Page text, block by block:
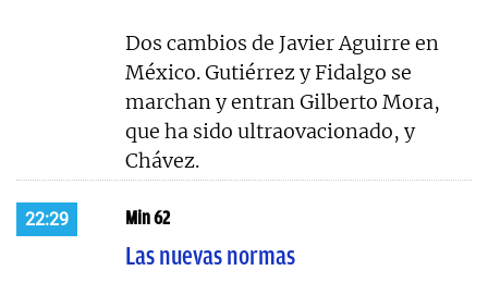
Dos cambios de Javier Aguirre en
México. Gutiérrez y Fidalgo se
marchan y entran Gilberto Mora,
que ha sido ultraovacionado, y
Chávez.
22:29 Min 62
Las nuevas normas